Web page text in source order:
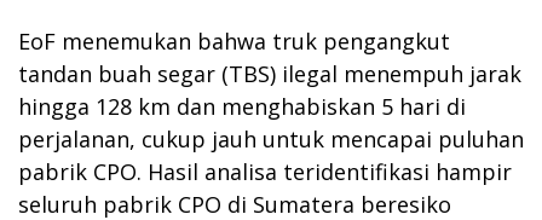
EoF menemukan bahwa truk pengangkut
tandan buah segar (TBS) ilegal menempuh jarak
hingga 128 km dan menghabiskan 5 hari di
perjalanan, cukup jauh untuk mencapai puluhan
pabrik CPO. Hasil analisa teridentifikasi hampir
seluruh pabrik CPO di Sumatera beresiko